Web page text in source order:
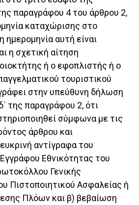
παραγράφου 4 του άρθρου 2,
καταχώρισης στο
αυτή είναι
η σχετική αίτηση
ή ο εφοπλιστής ή ο
τουριστικού
στην υπεύθυνη δήλωση
της παραγράφου 2, ότι
σύμφωνα με τις
άρθρου και
αντίγραφα του
Εθνικότητας του
Γενικής
Πιστοποιητικού Ασφαλείας ή
Πλόων και β) βεβαίωση